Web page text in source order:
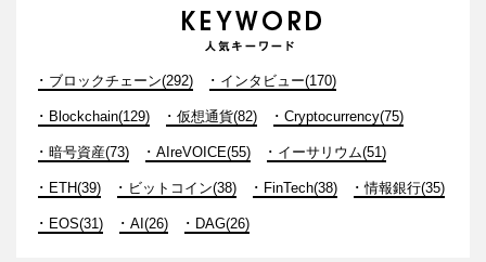
ブロックチェーン(292) インタビュー(170)
Blockchain(129) 仮想通貨(82) Cryptocurrency(75)
暗号資産(73) AIreVOICE(55) イーサリウム(51)
ETH(39) ビットコイン(38) FinTech(38) 情報銀行(35)
EOS(31) AI(26) DAG(26)